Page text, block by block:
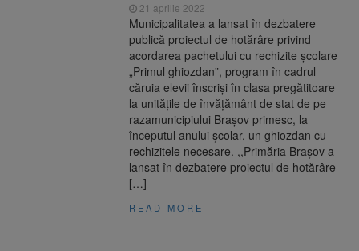
21 aprilie 2022
Municipalitatea a lansat în dezbatere
publică proiectul de hotărâre privind
acordarea pachetului cu rechizite şcolare
„Primul ghiozdan”, program în cadrul
căruia elevii înscrişi în clasa pregătitoare
la unităţile de învăţământ de stat de pe
razamunicipiului Braşov primesc, la
începutul anului școlar, un ghiozdan cu
rechizitele necesare. ,,Primăria Brașov a
lansat în dezbatere proiectul de hotărâre
[…]
READ MORE